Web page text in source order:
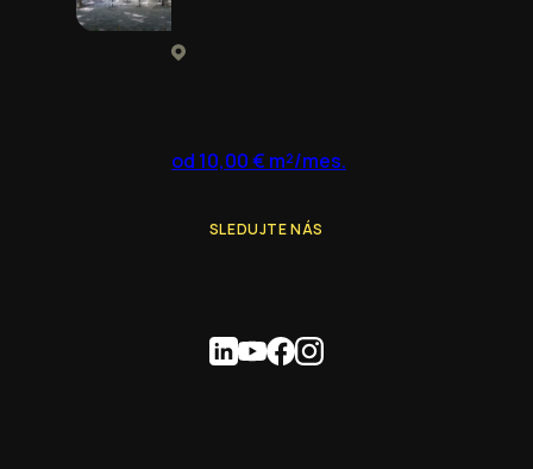
od 10,00 € m²/mes.
SLEDUJTE NÁS